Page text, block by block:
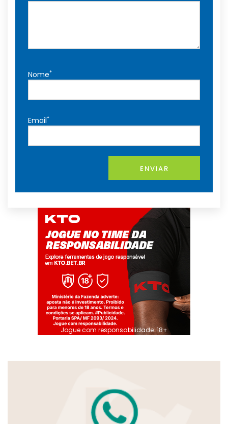
Nome*
Email*
ENVIAR
Jogue com responsabilidade. 18+